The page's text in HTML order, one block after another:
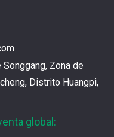
son
Songgang, Zona de
Distrito Huangpi,
global: